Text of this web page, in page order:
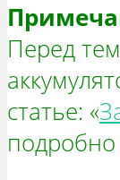
Перед
статье: «